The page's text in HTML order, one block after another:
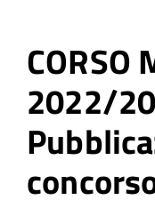
CORSO
2022/